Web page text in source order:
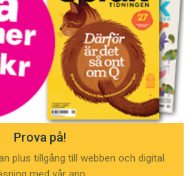
Prova på!
plus tillgång till webben och digital